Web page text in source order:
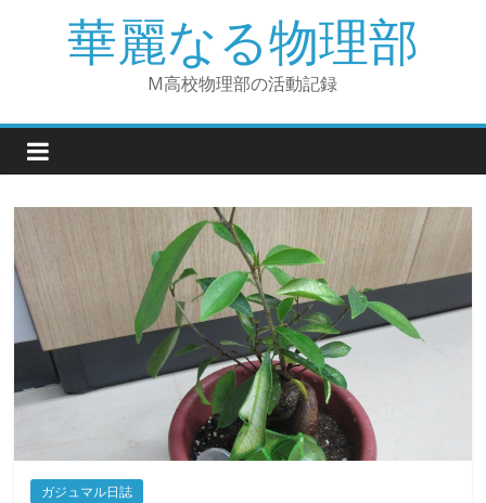
華麗なる物理部
M高校物理部の活動記録
ガジュマル日誌